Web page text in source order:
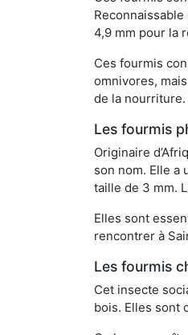
4,9 mm pour la
Ces fourmis
omnivores,
de la nourriture.
Les fourmis
Originaire
son nom. Elle a
taille de 3 mm.
Elles sont
rencontrer à
Les fourmis
Cet insecte
bois. Elles sont